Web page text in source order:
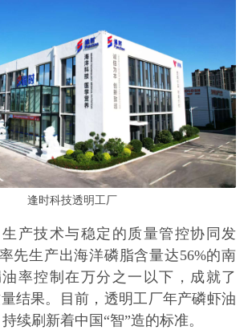
逢时科技透明工厂
产技术与稳定的质量管控协同发
先生产出海洋磷脂含量达56%的南
率控制在万分之一以下，成就了
结果。目前，透明工厂年产磷虾油
续刷新着中国“智”造的标准。